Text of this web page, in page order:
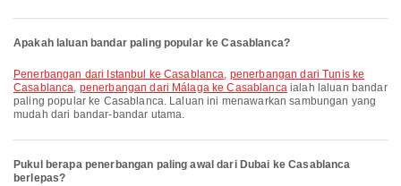
Apakah laluan bandar paling popular ke Casablanca?
penerbangan dari Istanbul ke Casablanca, penerbangan dari Tunis ke
Casablanca, penerbangan dari Málaga ke Casablancaialah laluan bandar
paling popular ke Casablanca. Laluan ini menawarkan sambungan yang
mudah dari bandar-bandar utama.
Pukul berapa penerbangan paling awal dari Dubai ke Casablanca
berlepas?